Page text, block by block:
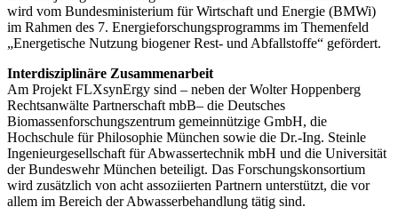
wird vom Bundesministerium für Wirtschaft und Energie (BMWi)
im Rahmen des 7. Energieforschungsprogramms im Themenfeld
„Energetische Nutzung biogener Rest- und Abfallstoffe“ gefördert.
Interdisziplinäre Zusammenarbeit
Am Projekt FLXsynErgy sind – neben der Wolter Hoppenberg
Rechtsanwälte Partnerschaft mbB– die Deutsches
Biomassenforschungszentrum gemeinnützige GmbH, die
Hochschule für Philosophie München sowie die Dr.-Ing. Steinle
Ingenieurgesellschaft für Abwassertechnik mbH und die Universität
der Bundeswehr München beteiligt. Das Forschungskonsortium
wird zusätzlich von acht assoziierten Partnern unterstützt, die vor
allem im Bereich der Abwasserbehandlung tätig sind.